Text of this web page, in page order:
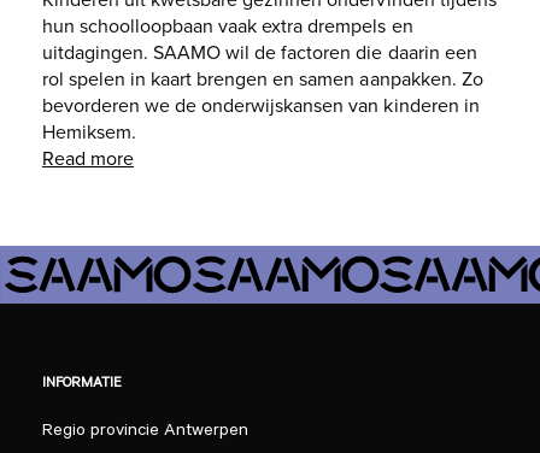
hun schoolloopbaan vaak extra drempels en
uitdagingen. SAAMO wil de factoren die daarin een
rol spelen in kaart brengen en samen aanpakken. Zo
bevorderen we de onderwijskansen van kinderen in
Hemiksem.
Read more
INFORMATIE
Regio provincie Antwerpen